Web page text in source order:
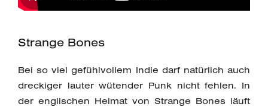
Strange Bones
Bei so viel gefühlvollem Indie darf natürlich auch
dreckiger lauter wütender Punk nicht fehlen. In
der englischen Heimat von Strange Bones läuft